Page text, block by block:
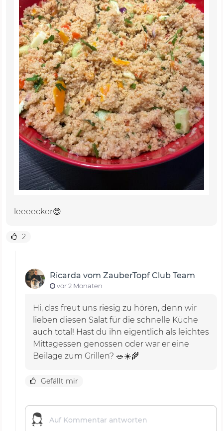
leeeecker😍
2
Ricarda vom ZauberTopf Club Team
vor 2 Monaten
Hi, das freut uns riesig zu hören, denn wir
lieben diesen Salat für die schnelle Küche
auch total! Hast du ihn eigentlich als leichtes
Mittagessen genossen oder war er eine
Beilage zum Grillen? 🥗☀️🌾
Gefällt mir